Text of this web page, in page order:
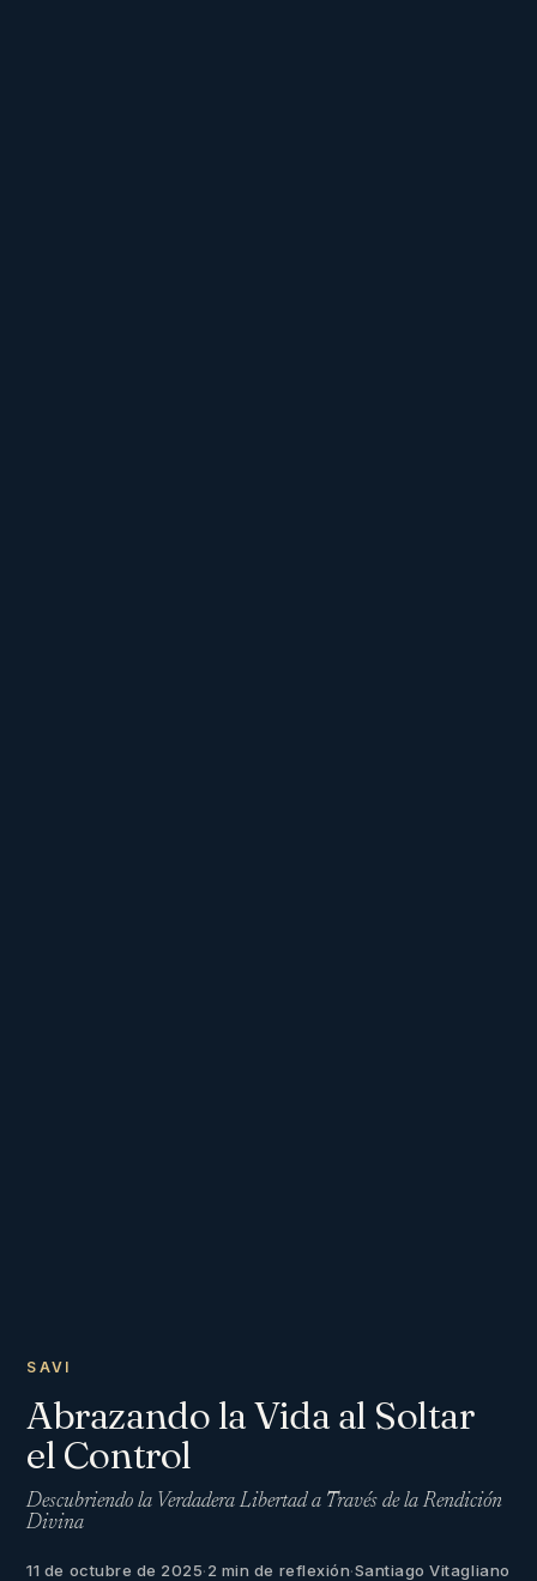
SAVI
Abrazando la Vida al Soltar
el Control
Descubriendo la Verdadera Libertad a Través de la Rendición
Divina
11 de octubre de 2025·2 min de reflexión·Santiago Vitagliano